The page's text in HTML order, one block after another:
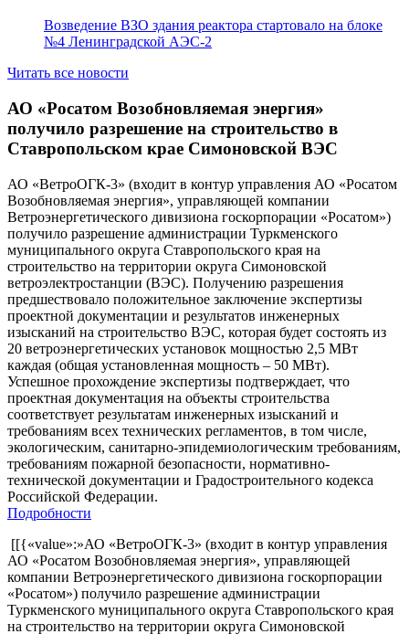
Возведение ВЗО здания реактора стартовало на блоке
№4 Ленинградской АЭС-2
Читать все новости
АО «Росатом Возобновляемая энергия»
получило разрешение на строительство в
Ставропольском крае Симоновской ВЭС
АО «ВетроОГК-3» (входит в контур управления АО «Росатом
Возобновляемая энергия», управляющей компании
Ветроэнергетического дивизиона госкорпорации «Росатом»)
получило разрешение администрации Туркменского
муниципального округа Ставропольского края на
строительство на территории округа Симоновской
ветроэлектростанции (ВЭС). Получению разрешения
предшествовало положительное заключение экспертизы
проектной документации и результатов инженерных
изысканий на строительство ВЭС, которая будет состоять из
20 ветроэнергетических установок мощностью 2,5 МВт
каждая (общая установленная мощность – 50 МВт).
Успешное прохождение экспертизы подтверждает, что
проектная документация на объекты строительства
соответствует результатам инженерных изысканий и
требованиям всех технических регламентов, в том числе,
экологическим, санитарно-эпидемиологическим требованиям,
требованиям пожарной безопасности, нормативно-
технической документации и Градостроительного кодекса
Российской Федерации.
Подробности
​ [[{«value»:»АО «ВетроОГК-3» (входит в контур управления
АО «Росатом Возобновляемая энергия», управляющей
компании Ветроэнергетического дивизиона госкорпорации
«Росатом») получило разрешение администрации
Туркменского муниципального округа Ставропольского края
на строительство на территории округа Симоновской